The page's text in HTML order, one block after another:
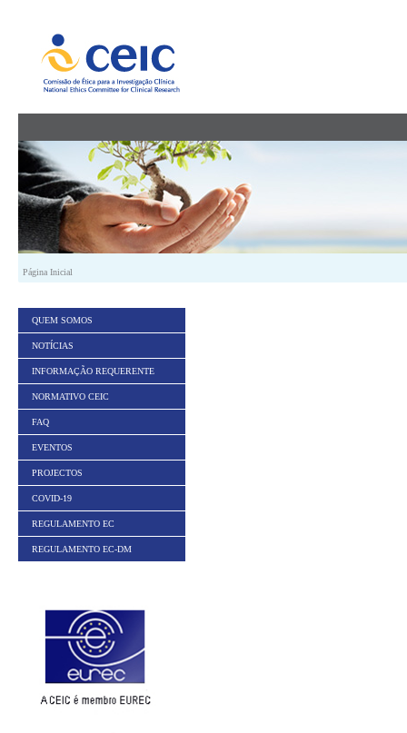
Página Inicial
QUEM SOMOS
NOTÍCIAS
INFORMAÇÃO REQUERENTE
NORMATIVO CEIC
FAQ
EVENTOS
PROJECTOS
COVID-19
REGULAMENTO EC
REGULAMENTO EC-DM